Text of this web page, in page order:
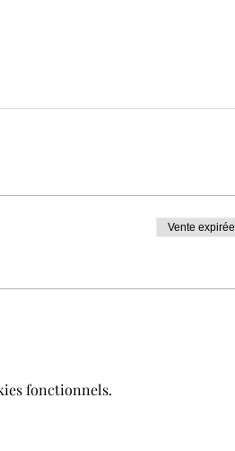
Vente expirée
fonctionnels.